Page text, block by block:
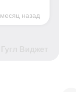
месяц назад